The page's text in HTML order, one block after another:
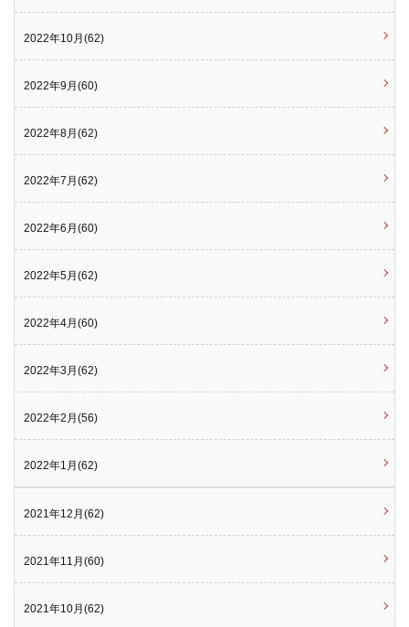
2022年10月(62)
2022年9月(60)
2022年8月(62)
2022年7月(62)
2022年6月(60)
2022年5月(62)
2022年4月(60)
2022年3月(62)
2022年2月(56)
2022年1月(62)
2021年12月(62)
2021年11月(60)
2021年10月(62)